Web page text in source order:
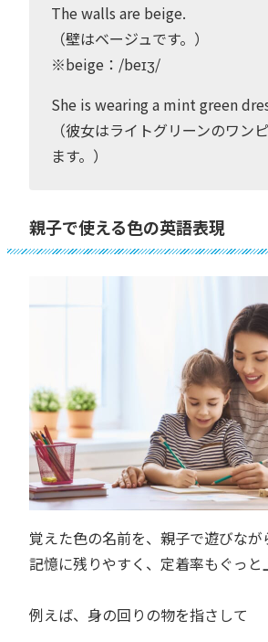
The walls are beige.
（壁はベージュです。）
※beige：/beɪʒ/
She is wearing a mint green
（彼女はライトグリーンのワン
ます。）
親子で使える色の英語表現
覚えた色の名前を、親子で遊びなが
記憶に残りやすく、定着率もぐっと
例えば、身の回りの物を指さして